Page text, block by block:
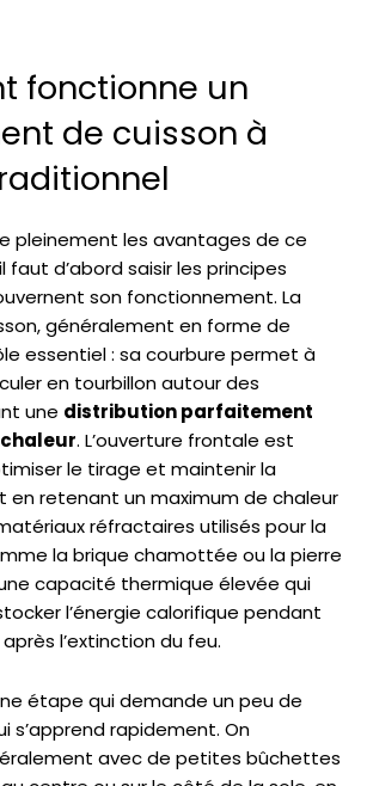
fonctionne un
de cuisson à
pleinement les avantages de ce
faut d’abord saisir les principes
son fonctionnement. La
généralement en forme de
essentiel : sa courbure permet à
en tourbillon autour des
une distribution parfaitement
. L’ouverture frontale est
le tirage et maintenir la
retenant un maximum de chaleur
réfractaires utilisés pour la
la brique chamottée ou la pierre
capacité thermique élevée qui
l’énergie calorifique pendant
l’extinction du feu.
étape qui demande un peu de
s’apprend rapidement. On
avec de petites bûchettes